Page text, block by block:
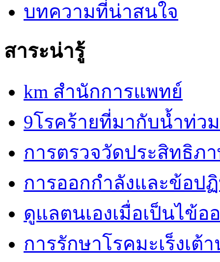
บทความที่น่าสนใจ
สาระน่ารู้
km สำนักการแพทย์
9โรคร้ายที่มากับน้ำท่วม
การตรวจวัดประสิทธิภ
การออกกำลังและข้อป
ดูแลตนเองเมื่อเป็นไข้อ
การรักษาโรคมะเร็งเต้